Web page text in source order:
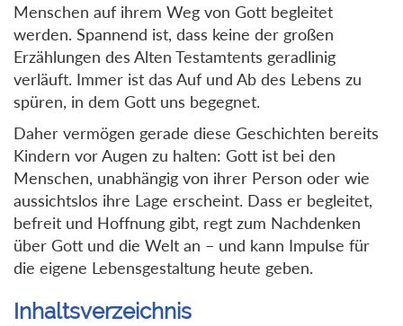
Menschen auf ihrem Weg von Gott begleitet
werden. Spannend ist, dass keine der großen
Erzählungen des Alten Testamtents geradlinig
verläuft. Immer ist das Auf und Ab des Lebens zu
spüren, in dem Gott uns begegnet.
Daher vermögen gerade diese Geschichten bereits
Kindern vor Augen zu halten: Gott ist bei den
Menschen, unabhängig von ihrer Person oder wie
aussichtslos ihre Lage erscheint. Dass er begleitet,
befreit und Hoffnung gibt, regt zum Nachdenken
über Gott und die Welt an – und kann Impulse für
die eigene Lebensgestaltung heute geben.
Inhaltsverzeichnis